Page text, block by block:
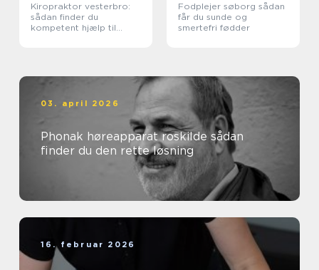
Kiropraktor vesterbro:
sådan finder du
kompetent hjælp til
Fodplejer søborg sådan
får du sunde og
smertefri fødder
03. april 2026
Phonak høreapparat roskilde sådan
finder du den rette løsning
16. februar 2026